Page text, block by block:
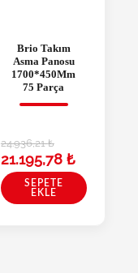
Brio Takım
Asma Panosu
1700*450Mm
75 Parça
24.936,21₺
21.195,78 ₺
SEPETE
EKLE